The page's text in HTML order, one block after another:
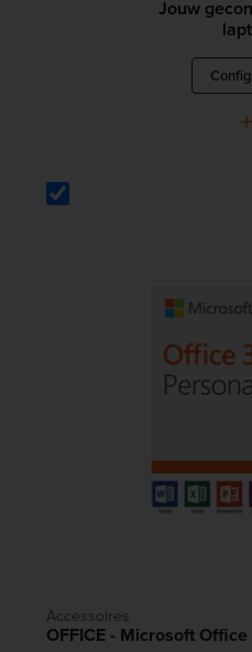
Jouw
+
Accessoires
OFFICE - Microsoft